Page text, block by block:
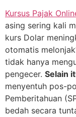
Kursus Pajak
asing sering kali
kurs Dolar
otomatis
tidak hanya
pengecer. Selain
menyentuh pos-
Pemberitahuan
bedah secara